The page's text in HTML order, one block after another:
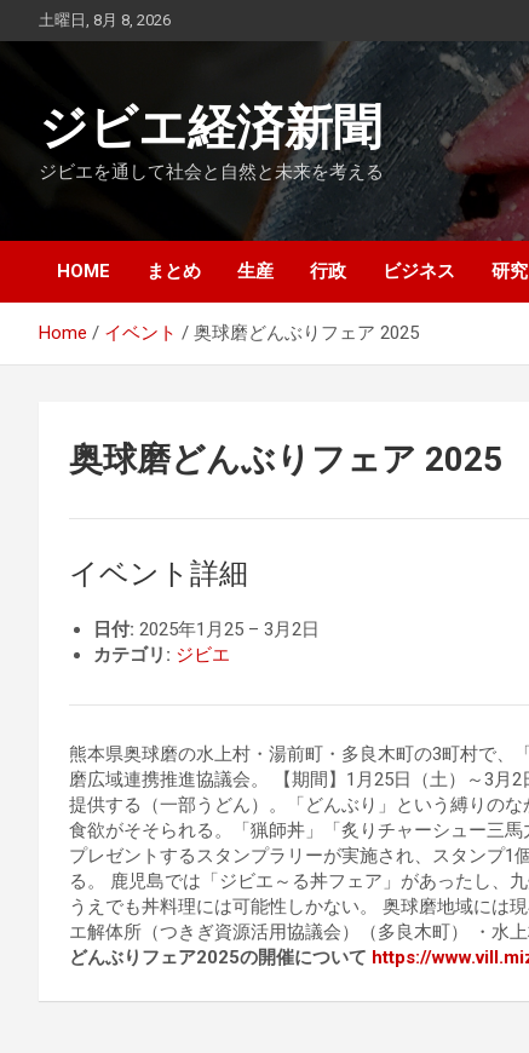
to
土曜日, 8月 8, 2026
ジビエ経済新聞
ジビエを通して社会と自然と未来を考える
HOME まとめ 生産 行政 ビジネス 研究
Home イベント 奥球磨どんぶりフェア 2025
奥球磨どんぶりフェア 2025
イベント詳細
日付: 2025年1月25 – 3月2日
カテゴリ: ジビエ
熊本県奥球磨の水上村・湯前町・多良木町の3町村で、
磨広域連携推進協議会。 【期間】1月25日（土）～3月
提供する（一部うどん）。「どんぶり」という縛りの
食欲がそそられる。「猟師丼」「炙りチャーシュー三
プレゼントするスタンプラリーが実施され、スタンプ
る。 鹿児島では「ジビエ～る丼フェア」があったし、
うえでも丼料理には可能性しかない。 奥球磨地域には
エ解体所（つきぎ資源活用協議会）（多良木町） ・水
どんぶりフェア2025の開催について https://